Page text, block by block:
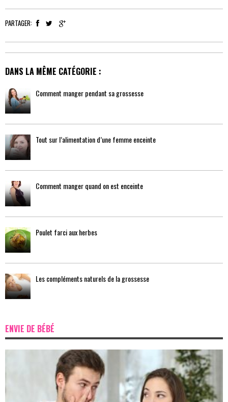
PARTAGER:
DANS LA MÊME CATÉGORIE :
Comment manger pendant sa grossesse
Tout sur l’alimentation d’une femme enceinte
Comment manger quand on est enceinte
Poulet farci aux herbes
Les compléments naturels de la grossesse
ENVIE DE BÉBÉ